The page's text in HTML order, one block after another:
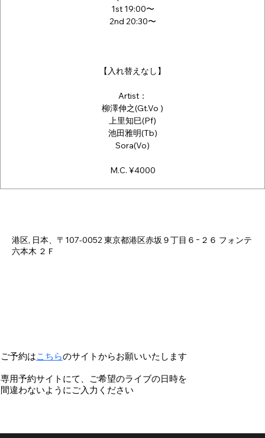
ご予約はこちらのサイトからお願いいたします
専用予約サイトにて、ご希望のライブの日時を
間違わないようにご入力ください
1st 19:00〜
2nd 20:30〜
【入れ替えなし】
Artist：
柳澤伸之(Gt.Vo )
上里知巳(Pf)
池田雅明(Tb)
Sora(Vo)
M.C. ¥4000
港区, 日本、〒107-0052 東京都港区赤坂９丁目６−２６ フォンテ
六本木 ２Ｆ